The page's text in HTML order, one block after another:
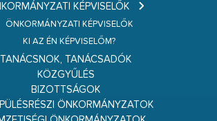
KÉPVISELŐK
ÖNKORMÁNYZATI KÉPVISELŐK
KI AZ ÉN KÉPVISELŐM?
TANÁCSNOK, TANÁCSADÓK
KÖZGYŰLÉS
BIZOTTSÁGOK
ÖNKORMÁNYZATOK